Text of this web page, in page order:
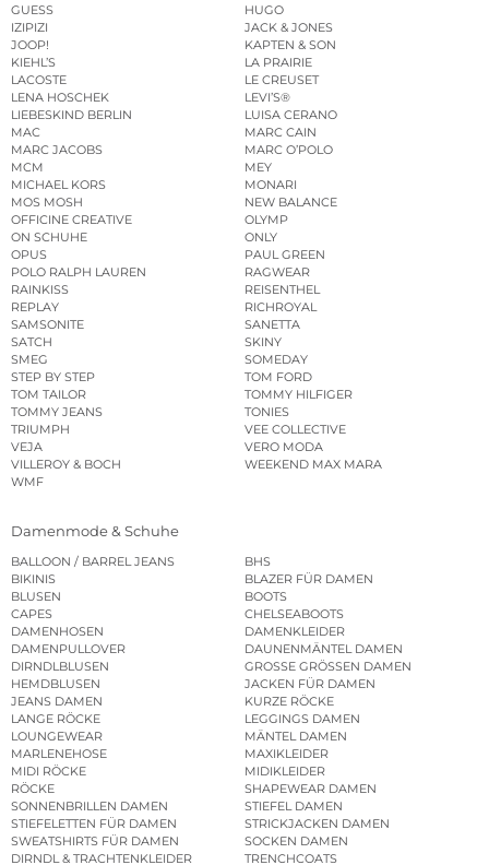
GUESS
HUGO
IZIPIZI
JACK & JONES
JOOP!
KAPTEN & SON
KIEHL’S
LA PRAIRIE
LACOSTE
LE CREUSET
LENA HOSCHEK
LEVI’S®
LIEBESKIND BERLIN
LUISA CERANO
MAC
MARC CAIN
MARC JACOBS
MARC O’POLO
MCM
MEY
MICHAEL KORS
MONARI
MOS MOSH
NEW BALANCE
OFFICINE CREATIVE
OLYMP
ON SCHUHE
ONLY
OPUS
PAUL GREEN
POLO RALPH LAUREN
RAGWEAR
RAINKISS
REISENTHEL
REPLAY
RICHROYAL
SAMSONITE
SANETTA
SATCH
SKINY
SMEG
SOMEDAY
STEP BY STEP
TOM FORD
TOM TAILOR
TOMMY HILFIGER
TOMMY JEANS
TONIES
TRIUMPH
VEE COLLECTIVE
VEJA
VERO MODA
VILLEROY & BOCH
WEEKEND MAX MARA
WMF
Damenmode & Schuhe
BALLOON / BARREL JEANS
BHS
BIKINIS
BLAZER FÜR DAMEN
BLUSEN
BOOTS
CAPES
CHELSEABOOTS
DAMENHOSEN
DAMENKLEIDER
DAMENPULLOVER
DAUNENMÄNTEL DAMEN
DIRNDLBLUSEN
GROSSE GRÖSSEN DAMEN
HEMDBLUSEN
JACKEN FÜR DAMEN
JEANS DAMEN
KURZE RÖCKE
LANGE RÖCKE
LEGGINGS DAMEN
LOUNGEWEAR
MÄNTEL DAMEN
MARLENEHOSE
MAXIKLEIDER
MIDI RÖCKE
MIDIKLEIDER
RÖCKE
SHAPEWEAR DAMEN
SONNENBRILLEN DAMEN
STIEFEL DAMEN
STIEFELETTEN FÜR DAMEN
STRICKJACKEN DAMEN
SWEATSHIRTS FÜR DAMEN
SOCKEN DAMEN
DIRNDL & TRACHTENKLEIDER
TRENCHCOATS